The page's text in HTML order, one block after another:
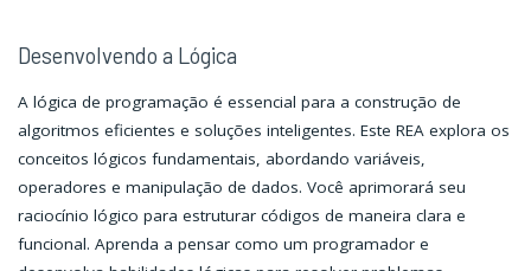
Desenvolvendo a Lógica
A lógica de programação é essencial para a construção de
algoritmos eficientes e soluções inteligentes. Este REA explora os
conceitos lógicos fundamentais, abordando variáveis,
operadores e manipulação de dados. Você aprimorará seu
raciocínio lógico para estruturar códigos de maneira clara e
funcional. Aprenda a pensar como um programador e